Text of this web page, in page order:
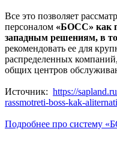
Все это позволяет
персоналом «БОСС» как
западным решениям, в
рекомендовать ее для
распределенных
общих центров
Источник: https://
rassmotreti-boss-kak-
Подробнее про систему